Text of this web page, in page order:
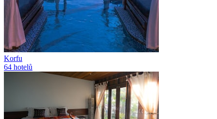
Korfu
64 hotelů